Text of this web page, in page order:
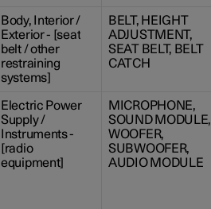
Body, Interior /
Exterior - [seat
belt / other
restraining
systems]
BELT, HEIGHT
ADJUSTMENT,
SEAT BELT, BELT
CATCH
Electric Power
Supply /
Instruments -
[radio
equipment]
MICROPHONE,
SOUND MODULE,
WOOFER,
SUBWOOFER,
AUDIO MODULE